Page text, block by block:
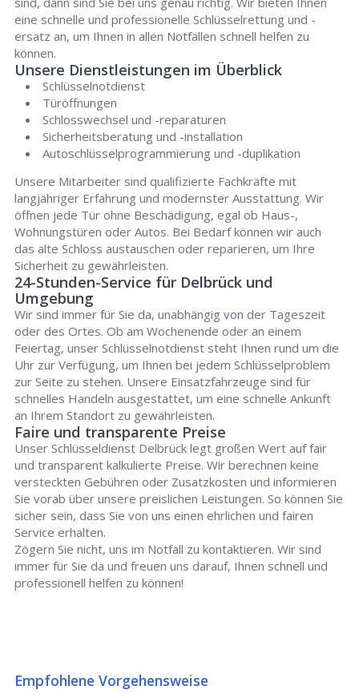
eine schnelle und professionelle Schlüsselrettung und -
ersatz an, um Ihnen in allen Notfällen schnell helfen zu
können.
Unsere Dienstleistungen im Überblick
Schlüsselnotdienst
Türöffnungen
Schlosswechsel und -reparaturen
Sicherheitsberatung und -installation
Autoschlüsselprogrammierung und -duplikation
Unsere Mitarbeiter sind qualifizierte Fachkräfte mit
langjähriger Erfahrung und modernster Ausstattung. Wir
öffnen jede Tür ohne Beschädigung, egal ob Haus-,
Wohnungstüren oder Autos. Bei Bedarf können wir auch
das alte Schloss austauschen oder reparieren, um Ihre
Sicherheit zu gewährleisten.
24-Stunden-Service für Delbrück und
Umgebung
Wir sind immer für Sie da, unabhängig von der Tageszeit
oder des Ortes. Ob am Wochenende oder an einem
Feiertag, unser Schlüsselnotdienst steht Ihnen rund um die
Uhr zur Verfügung, um Ihnen bei jedem Schlüsselproblem
zur Seite zu stehen. Unsere Einsatzfahrzeuge sind für
schnelles Handeln ausgestattet, um eine schnelle Ankunft
an Ihrem Standort zu gewährleisten.
Faire und transparente Preise
Unser Schlüsseldienst Delbrück legt großen Wert auf fair
und transparent kalkulierte Preise. Wir berechnen keine
versteckten Gebühren oder Zusatzkosten und informieren
Sie vorab über unsere preislichen Leistungen. So können Sie
sicher sein, dass Sie von uns einen ehrlichen und fairen
Service erhalten.
Zögern Sie nicht, uns im Notfall zu kontaktieren. Wir sind
immer für Sie da und freuen uns darauf, Ihnen schnell und
professionell helfen zu können!
Empfohlene Vorgehensweise